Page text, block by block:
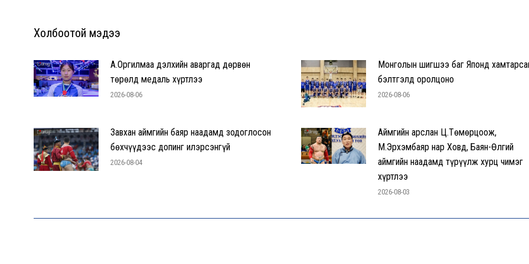
Холбоотой мэдээ
А.Оргилмаа дэлхийн аваргад дөрвөн
төрөлд медаль хүртлээ
2026-08-06
Монголын шигшээ баг Японд
бэлтгэлд оролцоно
2026-08-06
Завхан аймгийн баяр наадамд зодоглосон
бөхчүүдээс допинг илэрсэнгүй
2026-08-04
Аймгийн арслан Ц.Төмөрцоож,
М.Эрхэмбаяр нар Ховд, Баян-Өлгий
аймгийн наадамд түрүүлж хурц чимэг
хүртлээ
2026-08-03